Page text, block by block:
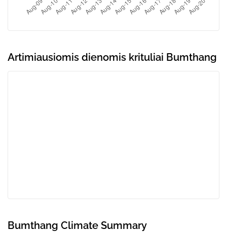
Artimiausiomis dienomis krituliai Bumthang
Bumthang Climate Summary